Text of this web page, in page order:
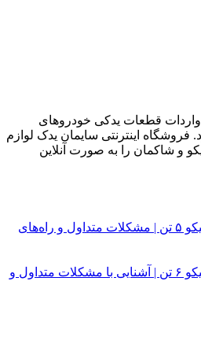
یدک در سال 1389 با واردات قطعات یدکی خودروهای
فروشگاه اینترنتی سایمان یدک لوازم
و شاکمان را به صورت آنلاین
رایج‌ترین خرابی‌های آمیکو ۵ تن | مشکلات متداول و راه‌های
رایج‌ترین خرابی‌های آمیکو ۶ تن | آشنایی با مشکلات متداول و